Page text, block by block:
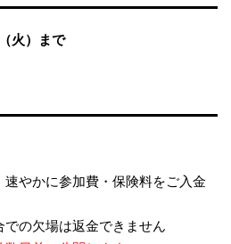
火） まで
やかに参加費・保険料をご入金
の欠場は返金できません